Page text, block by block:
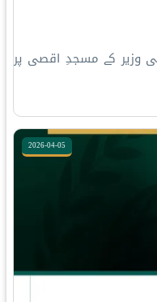
وزیر کے مسجدِ اقصی پر
2026-04-05